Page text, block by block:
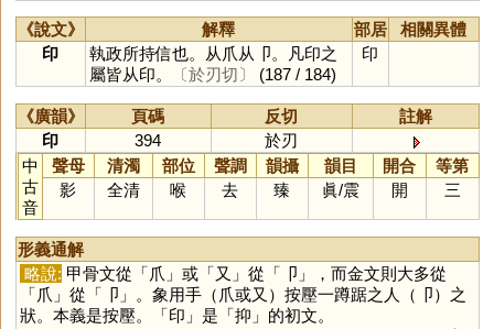
《說文》 解釋 部居
相關異體
印
執政所持信也。从爪从卩。凡印之
屬皆从印。
〔於刃切〕 (187 / 184)
印
《廣韻》 頁碼 反切
註解
印
394
於刃
中
古
音
聲母 清濁 部位 聲調 韻攝 韻目 開合
等第
影
全清 喉 去 臻 眞/震 開 三
形義通解
略說: 甲骨文從「爪 」或「又 」從「 卩 」，而金文則大多從
「爪 」從「 卩 」。象用手（爪或又）按壓一蹲踞之人（卩）之
狀。本義是按壓。「印 」是「抑 」的初文。